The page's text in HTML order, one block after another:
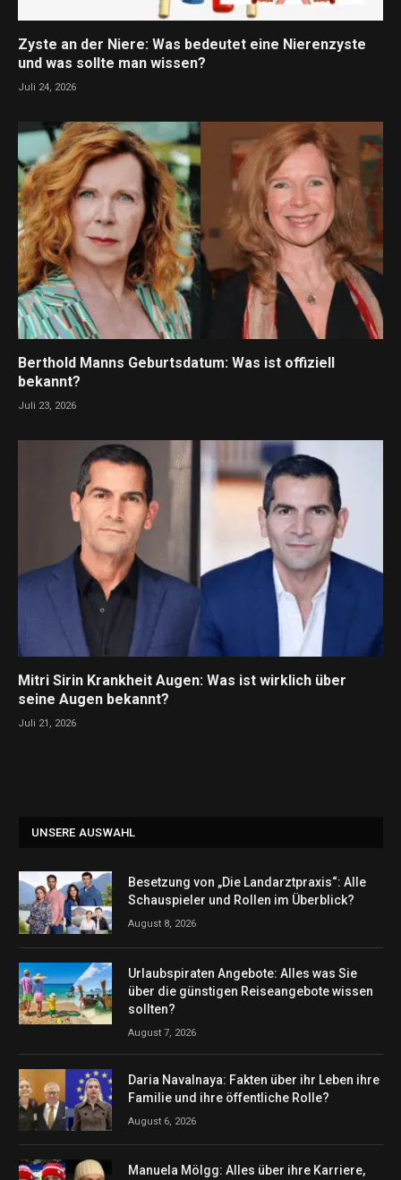
Zyste an der Niere: Was bedeutet eine Nierenzyste
und was sollte man wissen?
Juli 24, 2026
Berthold Manns Geburtsdatum: Was ist offiziell
bekannt?
Juli 23, 2026
Mitri Sirin Krankheit Augen: Was ist wirklich über
seine Augen bekannt?
Juli 21, 2026
UNSERE AUSWAHL
Besetzung von „Die Landarztpraxis“: Alle
Schauspieler und Rollen im Überblick?
August 8, 2026
Urlaubspiraten Angebote: Alles was Sie
über die günstigen Reiseangebote wissen
sollten?
August 7, 2026
Daria Navalnaya: Fakten über ihr Leben ihre
Familie und ihre öffentliche Rolle?
August 6, 2026
Manuela Mölgg: Alles über ihre Karriere,